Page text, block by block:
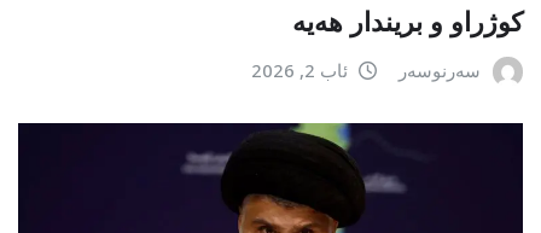
كوژراو و بریندار هەیە
سەرنوسەر ئاب 2, 2026